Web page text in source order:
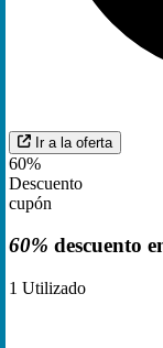
Ir a la oferta
60%
Descuento
cupón
60% descuento
1 Utilizado